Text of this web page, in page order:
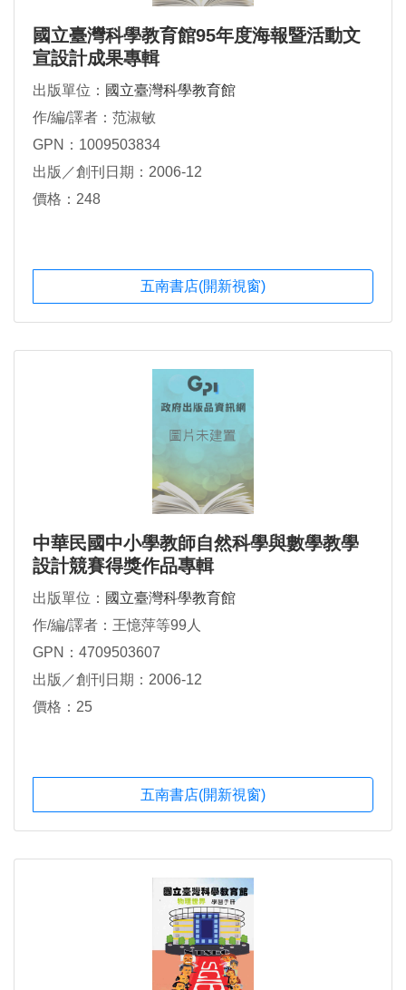
國立臺灣科學教育館95年度海報暨活動文
宣設計成果專輯
出版單位： 國立臺灣科學教育館
作/編/譯者：范淑敏
GPN：1009503834
出版／創刊日期：2006-12
價格：248
五南書店(開新視窗)
中華民國中小學教師自然科學與數學教學
設計競賽得獎作品專輯
出版單位： 國立臺灣科學教育館
作/編/譯者：王憶萍等99人
GPN：4709503607
出版／創刊日期：2006-12
價格：25
五南書店(開新視窗)